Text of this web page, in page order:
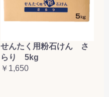
せんたく用粉石けん さ
らり 5kg
￥1,650